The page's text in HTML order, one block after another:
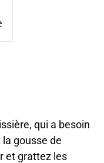
qui a besoin
gousse de
et grattez les